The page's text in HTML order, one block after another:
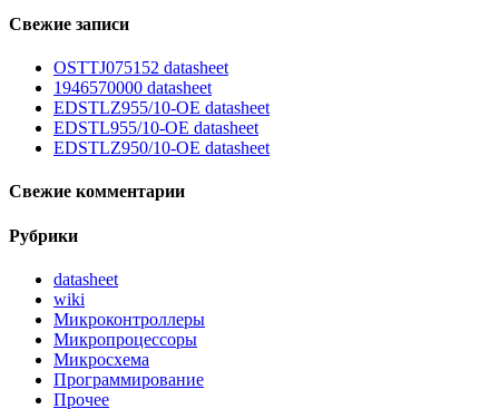
Свежие записи
OSTTJ075152 datasheet
1946570000 datasheet
EDSTLZ955/10-OE datasheet
EDSTL955/10-OE datasheet
EDSTLZ950/10-OE datasheet
Свежие комментарии
Рубрики
datasheet
wiki
Микроконтроллеры
Микропроцессоры
Микросхема
Программирование
Прочее